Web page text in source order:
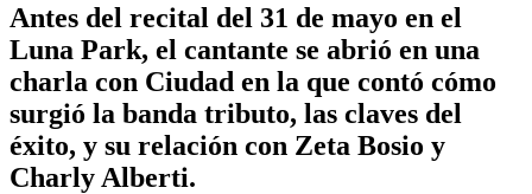
Antes del recital del 31 de mayo en el
Luna Park, el cantante se abrió en una
charla con Ciudad en la que contó cómo
surgió la banda tributo, las claves del
éxito, y su relación con Zeta Bosio y
Charly Alberti.